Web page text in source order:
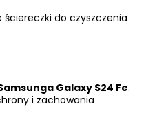
ściereczki do czyszczenia
Galaxy S24 Fe.
i zachowania